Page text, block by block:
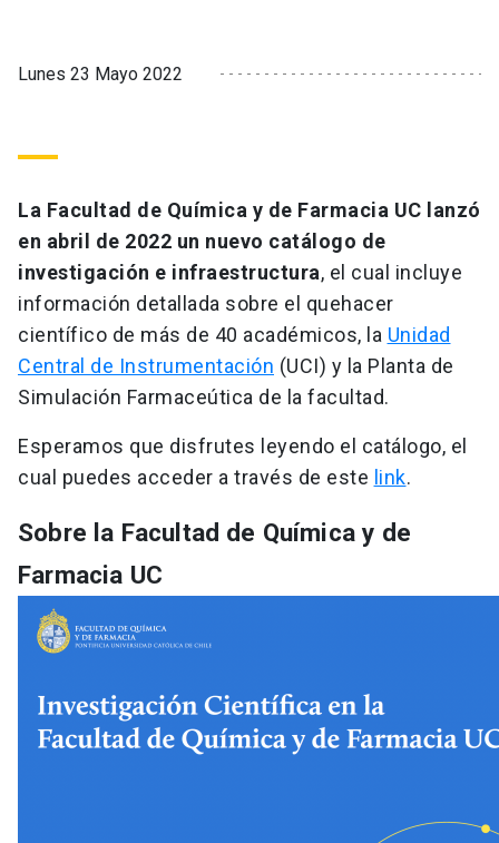
Lunes 23 Mayo 2022
La Facultad de Química y de Farmacia UC lanzó
en abril de 2022 un nuevo catálogo de
investigación e infraestructura, el cual incluye
información detallada sobre el quehacer
científico de más de 40 académicos, la Unidad
Central de Instrumentación (UCI) y la Planta de
Simulación Farmaceútica de la facultad.
Esperamos que disfrutes leyendo el catálogo, el
cual puedes acceder a través de este link.
Sobre la Facultad de Química y de
Farmacia UC